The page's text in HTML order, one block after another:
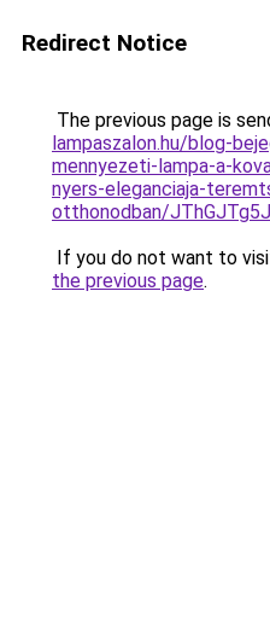
Redirect Notice
The previous page is
lampaszalon.hu/blog-
mennyezeti-lampa-a-
nyers-eleganciaja-
otthonodban/
If you do not want to
the previous page.